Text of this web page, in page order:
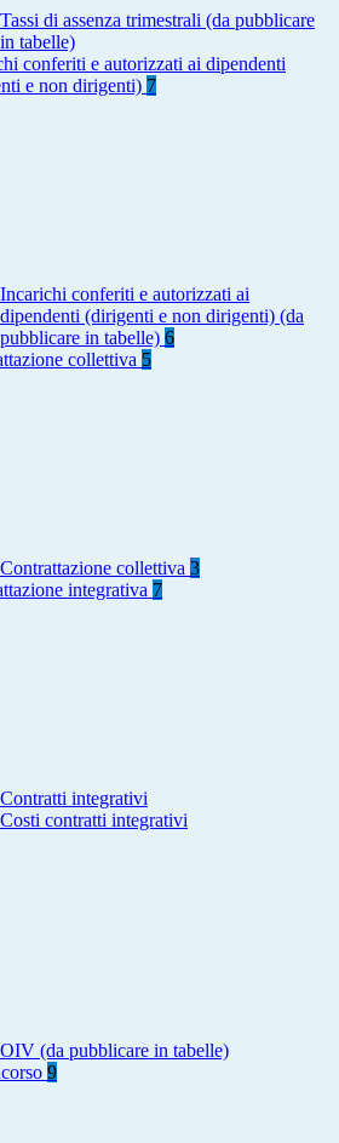
Tassi di assenza trimestrali (da pubblicare
in tabelle)
conferiti e autorizzati ai dipendenti
e non dirigenti) 7
Incarichi conferiti e autorizzati ai
dipendenti (dirigenti e non dirigenti) (da
pubblicare in tabelle) 6
collettiva 5
Contrattazione collettiva 3
integrativa 7
Contratti integrativi
Costi contratti integrativi
OIV (da pubblicare in tabelle)
9